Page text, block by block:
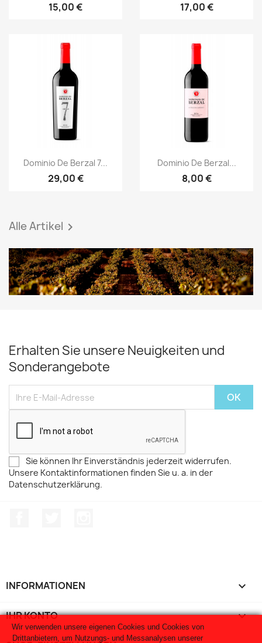
15,00 € 17,00 €
Vorschau
Dominio De Berzal 7...
29,00 €
Vorschau
Dominio De Berzal...
8,00 €
Alle Artikel 
Erhalten Sie unsere Neuigkeiten und
Sonderangebote
Sie können Ihr Einverständnis jederzeit widerrufen.
Unsere Kontaktinformationen finden Sie u. a. in der
Datenschutzerklärung.
INFORMATIONEN 
IHR KONTO 
Wir verwenden unsere eigenen Cookies und Cookies von
Drittanbietern, um Nutzungs- und Messanalysen unserer